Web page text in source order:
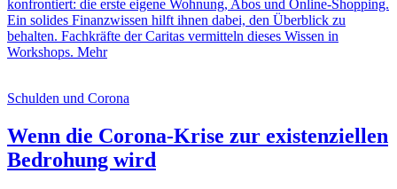
konfrontiert: die erste eigene Wohnung, Abos und Online-Shopping.
Ein solides Finanzwissen hilft ihnen dabei, den Überblick zu
behalten. Fachkräfte der Caritas vermitteln dieses Wissen in
Workshops. Mehr
Schulden und Corona
Wenn die Corona-Krise zur existenziellen
Bedrohung wird